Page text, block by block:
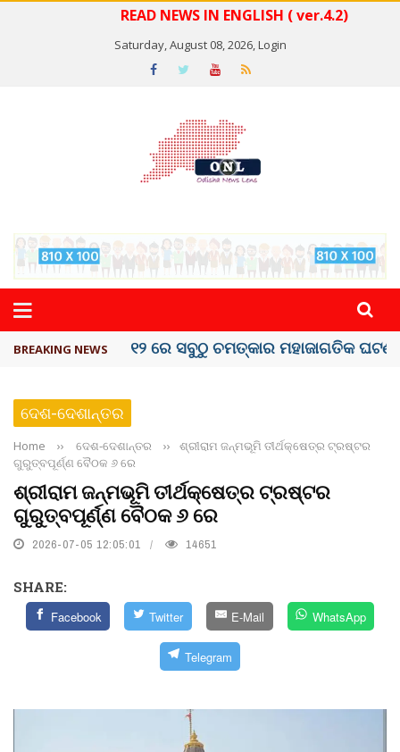
READ NEWS IN ENGLISH ( ver.4.2)
Saturday, August 08, 2026,Login
BREAKING NEWS କେରଳରେ ‘ରାଟ୍ ଫିଭର୍’ ଆତଙ୍କ, ୫୮ ମୃତ
ଦେଶ-ଦେଶାନ୍ତର
Home ›› ଦେଶ-ଦେଶାନ୍ତର ››
ଶ୍ରୀରାମ ଜନ୍ମଭୂମି ତୀର୍ଥକ୍ଷେତ୍ର ଟ୍ରଷ୍ଟର
ଗୁରୁତ୍ବପୂର୍ଣ୍ଣ ବୈଠକ ୬ ରେ
ଶ୍ରୀରାମ ଜନ୍ମଭୂମି ତୀର୍ଥକ୍ଷେତ୍ର ଟ୍ରଷ୍ଟର
ଗୁରୁତ୍ବପୂର୍ଣ୍ଣ ବୈଠକ ୬ ରେ
2026-07-05 12:05:01 14651
SHARE:
Facebook Twitter E-Mail WhatsApp
Telegram